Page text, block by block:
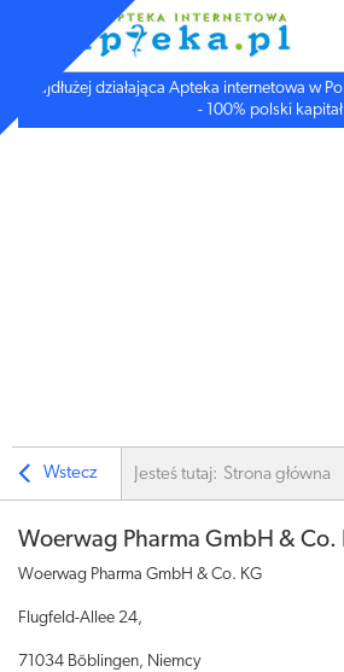
Najdłużej działająca Apteka internetowa w
- 100% polski kapitał
Wstecz Jesteś tutaj: Strona główna
Woerwag Pharma GmbH & Co.
Woerwag Pharma GmbH & Co. KG
Flugfeld-Allee 24,
71034 Böblingen, Niemcy